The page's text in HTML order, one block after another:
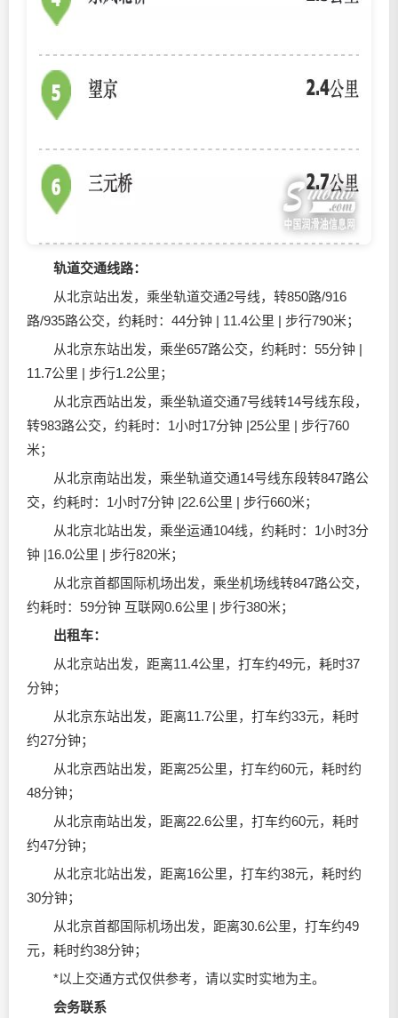
轨道交通线路：
从北京站出发，乘坐轨道交通2号线，转850路/916
路/935路公交，约耗时：44分钟 | 11.4公里 | 步行790米；
从北京东站出发，乘坐657路公交，约耗时：55分钟 |
11.7公里 | 步行1.2公里；
从北京西站出发，乘坐轨道交通7号线转14号线东段，
转983路公交，约耗时：1小时17分钟 |25公里 | 步行760
米；
从北京南站出发，乘坐轨道交通14号线东段转847路公
交，约耗时：1小时7分钟 |22.6公里 | 步行660米；
从北京北站出发，乘坐运通104线，约耗时：1小时3分
钟 |16.0公里 | 步行820米；
从北京首都国际机场出发，乘坐机场线转847路公交，
约耗时：59分钟 互联网0.6公里 | 步行380米；
出租车：
从北京站出发，距离11.4公里，打车约49元，耗时37
分钟；
从北京东站出发，距离11.7公里，打车约33元，耗时
约27分钟；
从北京西站出发，距离25公里，打车约60元，耗时约
48分钟；
从北京南站出发，距离22.6公里，打车约60元，耗时
约47分钟；
从北京北站出发，距离16公里，打车约38元，耗时约
30分钟；
从北京首都国际机场出发，距离30.6公里，打车约49
元，耗时约38分钟；
*以上交通方式仅供参考，请以实时实地为主。
会务联系